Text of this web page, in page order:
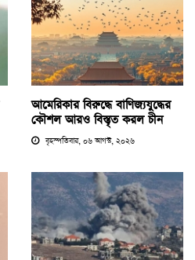
আমেরিকার বিরুদ্ধে বাণিজ্যযুদ্ধের
কৌশল আরও বিস্তৃত করল চীন
বৃহস্পতিবার, ০৬ আগস্ট, ২০২৬